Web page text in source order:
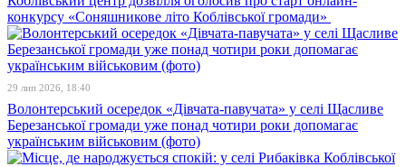
конкурсу «Соняшникове літо Коблівської громади»
29 лип 2026, 18:40
Волонтерський осередок «Дівчата-павучата» у селі Щасливе
Березанської громади уже понад чотири роки допомагає
українським військовим (фото)